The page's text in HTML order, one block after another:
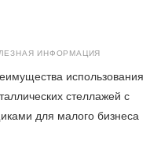
ИНФОРМАЦИЯ
использования
стеллажей с
для малого бизнеса